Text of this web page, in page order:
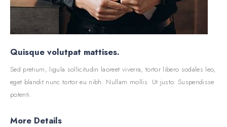
Quisque volutpat mattises.
Sed pretium, ligula sollicitudin laoreet viverra, tortor libero sodales leo,
eget blandit nunc tortor eu nibh. Nullam mollis. Ut justo. Suspendisse
potenti.
More Details